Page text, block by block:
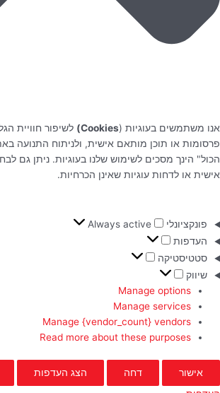
אנו משתמשים בעוגיות (Cookies)
לשיפור חוויית
פרסומות או תוכן מותאם אישית, ולניתוח התנועה
הכול" הינך מסכים לשימוש שלנו בעוגיות. ניתן גם
אישית או לדחות עוגיות שאינן הכרחיות.
פונקציונלי
Always active
העדפות
סטטיסטיקה
שיווק
Manage options
Manage services
Manage {vendor_count} vendors
Read more about these purposes
אישור דחה הצג העדפות